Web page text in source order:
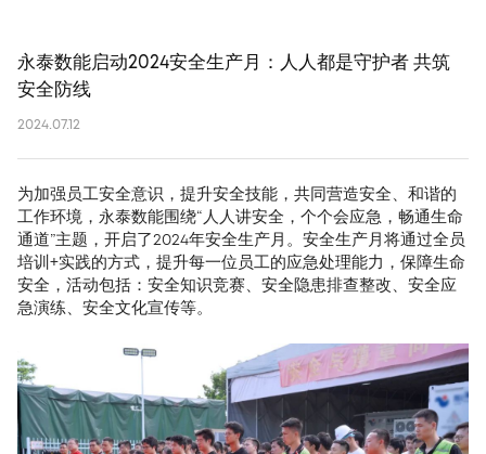
永泰数能启动2024安全生产月：人人都是守护者 共筑
安全防线
2024.07.12
为加强员工安全意识，提升安全技能，共同营造安全、和谐的
工作环境，永泰数能围绕“人人讲安全，个个会应急，畅通生命
通道”主题，开启了2024年安全生产月。安全生产月将通过全员
培训+实践的方式，提升每一位员工的应急处理能力，保障生命
安全，活动包括：安全知识竞赛、安全隐患排查整改、安全应
急演练、安全文化宣传等。